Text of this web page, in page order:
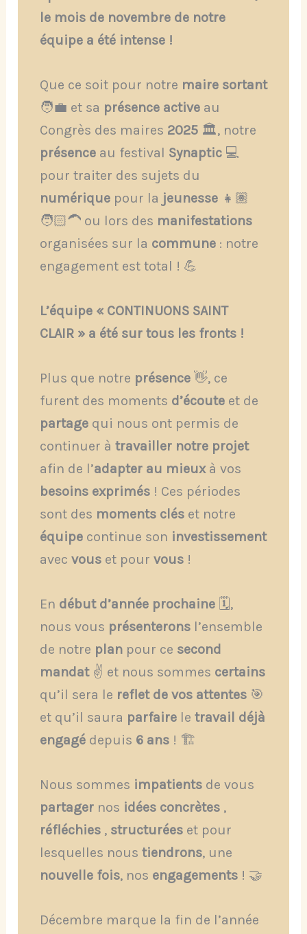
le mois de novembre de notre
équipe a été intense !
Que ce soit pour notre maire sortant
🧑‍💼 et sa présence activeau
Congrès des maires 2025🏛️, notre
présenceau festival Synaptic💻
pour traiter des sujets du
numériquepour la jeunesse👧🏽
🧑🏻‍🦱 ou lors des manifestations
organisées sur la commune: notre
engagement est total ! 💪
L’équipe « CONTINUONS SAINT
CLAIR » a été sur tous les fronts !
Plus que notre présence👋, ce
furent des moments d’écouteet de
partagequi nous ont permis de
continuer à travailler notre projet
afin de l’adapter au mieuxà vos
besoins exprimés! Ces périodes
sont des moments cléset notre
équipecontinue son investissement
avec vouset pour vous!
En début d’année prochaine🗓️,
nous vous présenteronsl’ensemble
de notre planpour ce second
mandat✌️ et nous sommes certains
qu’il sera le reflet de vos attentes🎯
et qu’il saura parfairele travail déjà
engagédepuis 6 ans! 🏗️
Nous sommes impatientsde vous
partagernos idées concrètes,
réfléchies, structuréeset pour
lesquelles nous tiendrons, une
nouvelle fois, nos engagements! 🤝
Décembre marque la fin de l’année